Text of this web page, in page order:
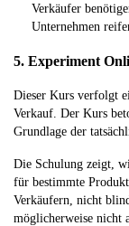
Verkäufer
Unternehmen
5. Experiment
Dieser Kurs verfolgt
Verkauf. Der Kurs
Grundlage der
Die Schulung zeigt,
für bestimmte
Verkäufern, nicht
möglicherweise nicht